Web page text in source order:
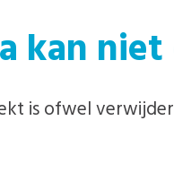
kan
is ofwel